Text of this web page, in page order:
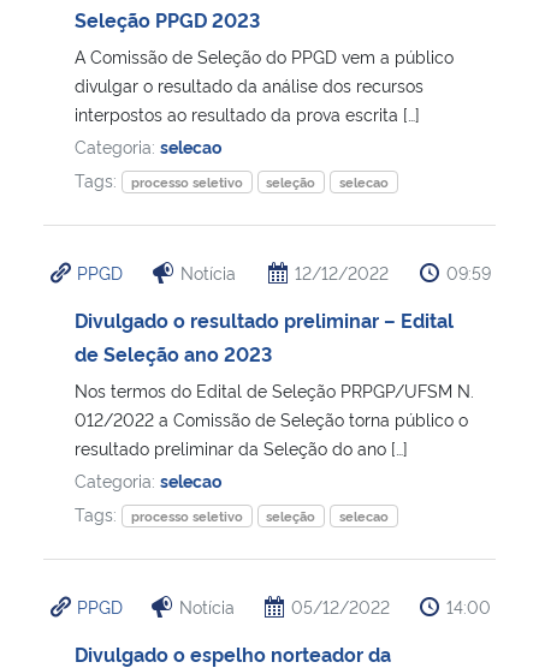
Controladoria-Geral da União
Ministério da Mulher, da Família e dos Direitos Humanos
Secretaria-Geral
Advocacia-Geral da União
Banco Central do Brasil
Seleção PPGD 2023
A Comissão de Seleção do PPGD vem a público
divulgar o resultado da análise dos recursos
interpostos ao resultado da prova escrita […]
Categoria: selecao
Tags:
processo seletivo seleção selecao
PPGD Notícia 12/12/2022 09:59
Divulgado o resultado preliminar – Edital
de Seleção ano 2023
Nos termos do Edital de Seleção PRPGP/UFSM N.
012/2022 a Comissão de Seleção torna público o
resultado preliminar da Seleção do ano […]
Categoria: selecao
Tags:
processo seletivo seleção selecao
PPGD Notícia 05/12/2022 14:00
Divulgado o espelho norteador da